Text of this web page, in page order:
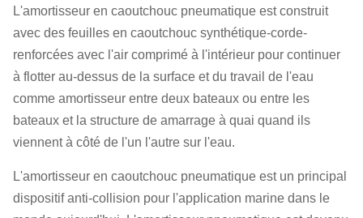
L'amortisseur en caoutchouc pneumatique est construit
avec des feuilles en caoutchouc synthétique-corde-
renforcées avec l'air comprimé à l'intérieur pour continuer
à flotter au-dessus de la surface et du travail de l'eau
comme amortisseur entre deux bateaux ou entre les
bateaux et la structure de amarrage à quai quand ils
viennent à côté de l'un l'autre sur l'eau.
L'amortisseur en caoutchouc pneumatique est un principal
dispositif anti-collision pour l'application marine dans le